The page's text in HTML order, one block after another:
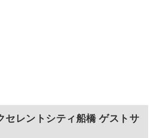
セレントシティ船橋 ゲストサ